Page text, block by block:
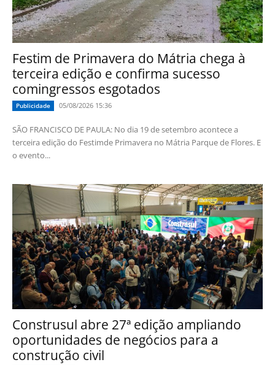
Festim de Primavera do Mátria chega à
terceira edição e confirma sucesso
comingressos esgotados
Publicidade 05/08/2026 15:36
SÃO FRANCISCO DE PAULA: No dia 19 de setembro acontece a
terceira edição do Festimde Primavera no Mátria Parque de Flores. E
o evento...
Construsul abre 27ª edição ampliando
oportunidades de negócios para a
construção civil